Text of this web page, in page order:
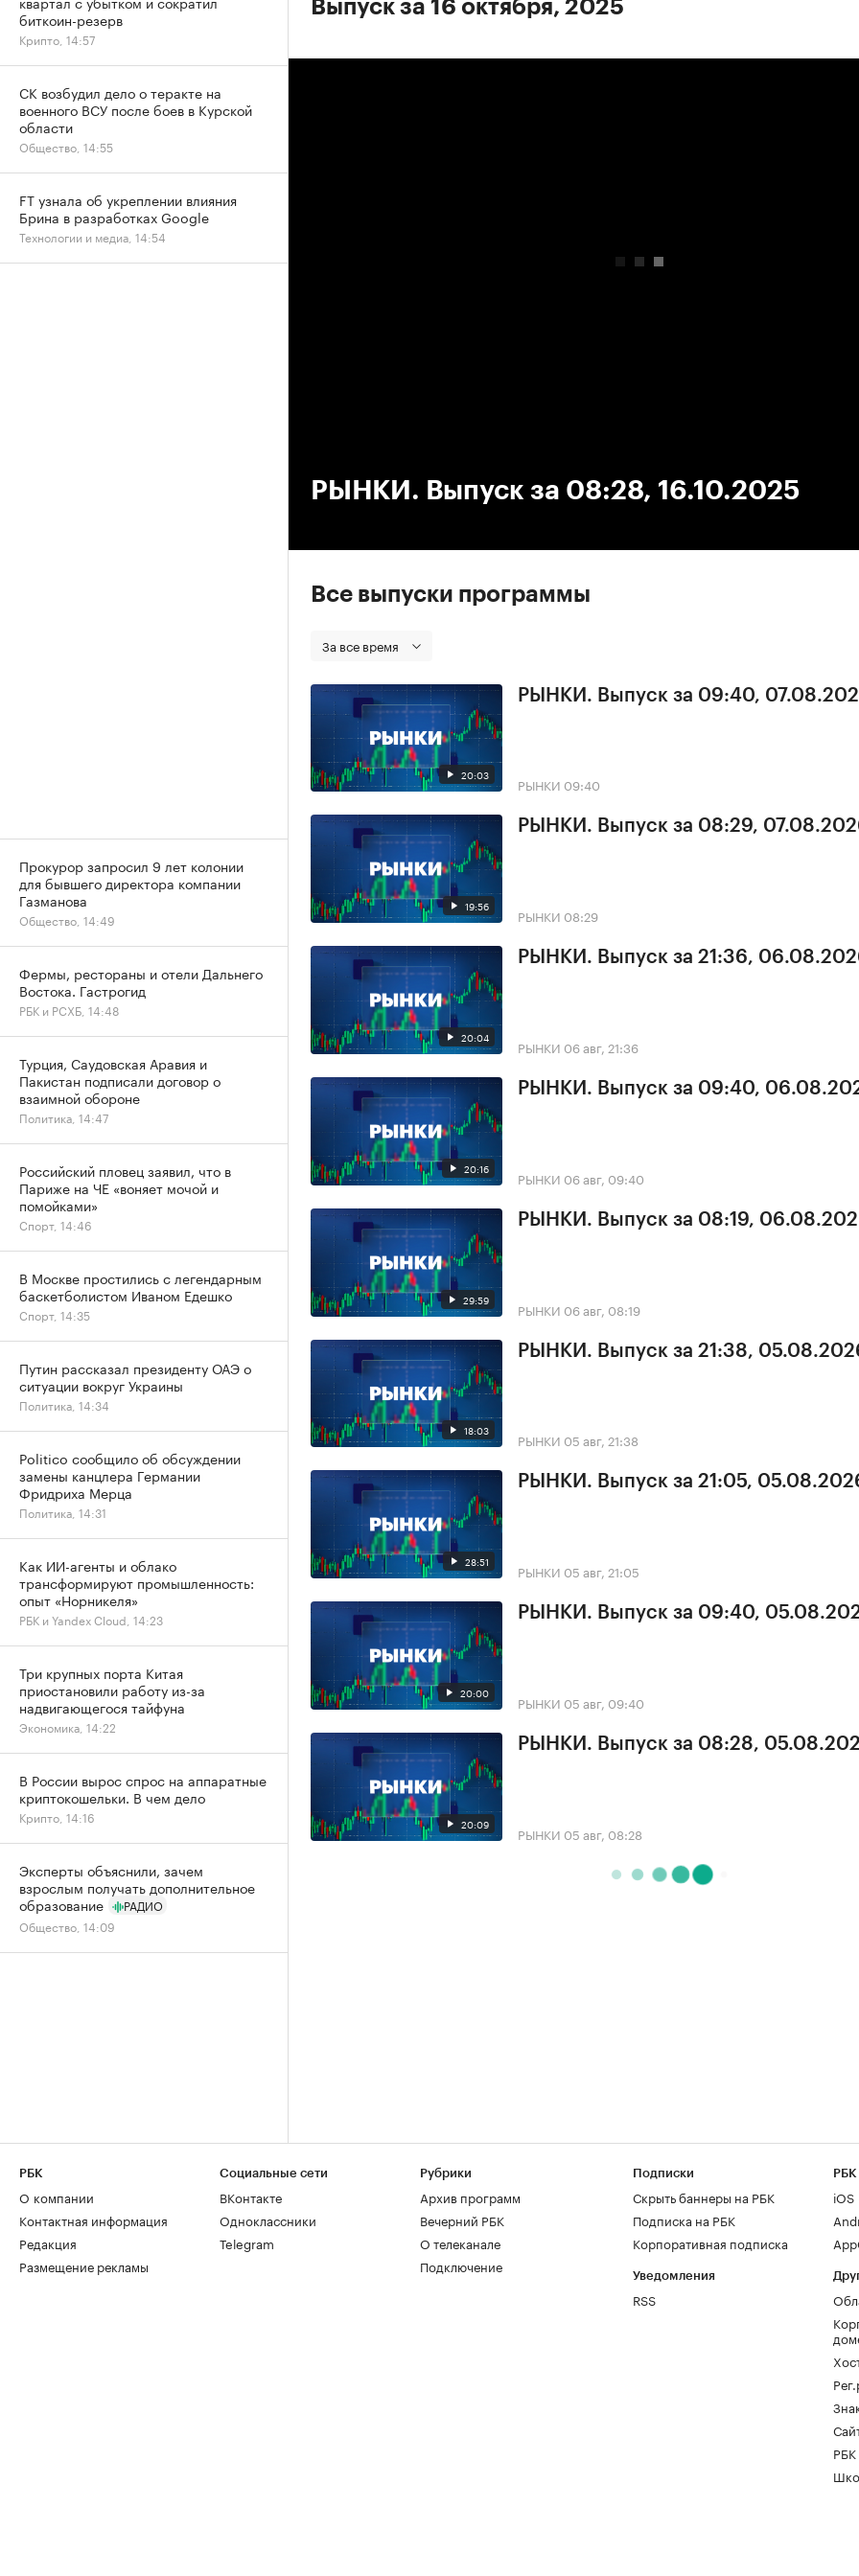
Выпуск за 16 октября, 2025
РЫНКИ. Выпуск за 08:28, 16.10.2025
Все выпуски программы
За все время
20:03
РЫНКИ. Выпуск за 09:40,
РЫНКИ 09:40
19:56
РЫНКИ. Выпуск за 08:29,
РЫНКИ 08:29
20:04
РЫНКИ. Выпуск за 21:36,
РЫНКИ 06 авг, 21:36
20:16
РЫНКИ. Выпуск за 09:40,
РЫНКИ 06 авг, 09:40
29:59
РЫНКИ. Выпуск за 08:19,
РЫНКИ 06 авг, 08:19
18:03
РЫНКИ. Выпуск за 21:38,
РЫНКИ 05 авг, 21:38
28:51
РЫНКИ. Выпуск за 21:05,
РЫНКИ 05 авг, 21:05
20:00
РЫНКИ. Выпуск за 09:40,
РЫНКИ 05 авг, 09:40
20:09
РЫНКИ. Выпуск за 08:28,
РЫНКИ 05 авг, 08:28
биткоин-резерв
Крипто, 14:57
СК возбудил дело о теракте на
военного ВСУ после боев в Курской
области
Общество, 14:55
FT узнала об укреплении влияния
Брина в разработках Google
Технологии и медиа, 14:54
Прокурор запросил 9 лет колонии
для бывшего директора компании
Газманова
Общество, 14:49
Фермы, рестораны и отели Дальнего
Востока. Гастрогид
РБК и РСХБ, 14:48
Турция, Саудовская Аравия и
Пакистан подписали договор о
взаимной обороне
Политика, 14:47
Российский пловец заявил, что в
Париже на ЧЕ «воняет мочой и
помойками»
Спорт, 14:46
В Москве простились с легендарным
баскетболистом Иваном Едешко
Спорт, 14:35
Путин рассказал президенту ОАЭ о
ситуации вокруг Украины
Политика, 14:34
Politico сообщило об обсуждении
замены канцлера Германии
Фридриха Мерца
Политика, 14:31
Как ИИ-агенты и облако
трансформируют промышленность:
опыт «Норникеля»
РБК и Yandex Cloud, 14:23
Три крупных порта Китая
приостановили работу из-за
надвигающегося тайфуна
Экономика, 14:22
В России вырос спрос на аппаратные
криптокошельки. В чем дело
Крипто, 14:16
Эксперты объяснили, зачем
взрослым получать дополнительное
образование
РАДИО
Общество, 14:09
РБК
О компании
Контактная информация
Редакция
Размещение рекламы
Социальные сети
ВКонтакте
Одноклассники
Telegram
Рубрики
Архив программ
Вечерний РБК
О телеканале
Подключение
Подписки
Скрыть баннеры на РБК
Подписка на РБК
Корпоративная подписка
Уведомления
RSS
РБК
iOS